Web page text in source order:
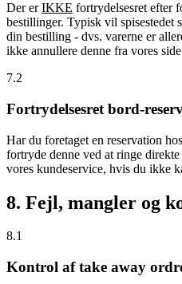
Der erIKKE fortrydelsesret efter
bestillinger. Typisk vil spisestedet
din bestilling - dvs. varerne er
ikke annullere denne fra vores
7.2
Fortrydelsesret bord-
Har du foretaget en reservation
fortryde denne ved at ringe
vores kundeservice, hvis du ikke
8. Fejl, mangler og
8.1
Kontrol af take away